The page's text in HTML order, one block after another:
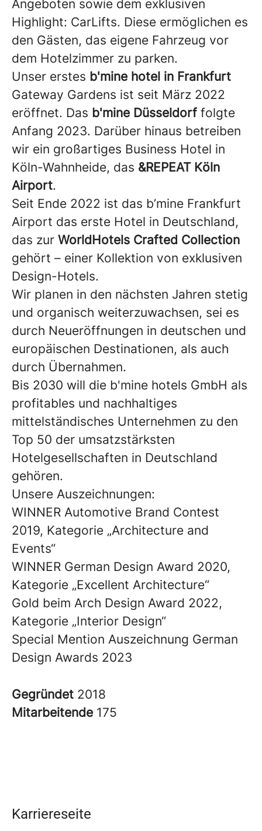
Angeboten sowie dem exklusiven
Highlight: CarLifts. Diese ermöglichen es
den Gästen, das eigene Fahrzeug vor
dem Hotelzimmer zu parken.
Unser erstes b'mine hotel in Frankfurt
Gateway Gardens ist seit März 2022
eröffnet. Das b'mine Düsseldorf folgte
Anfang 2023. Darüber hinaus betreiben
wir ein großartiges Business Hotel in
Köln-Wahnheide, das &REPEAT Köln
Airport.
Seit Ende 2022 ist das b’mine Frankfurt
Airport das erste Hotel in Deutschland,
das zur WorldHotels Crafted Collection
gehört – einer Kollektion von exklusiven
Design-Hotels.
Wir planen in den nächsten Jahren stetig
und organisch weiterzuwachsen, sei es
durch Neueröffnungen in deutschen und
europäischen Destinationen, als auch
durch Übernahmen.
Bis 2030 will die b'mine hotels GmbH als
profitables und nachhaltiges
mittelständisches Unternehmen zu den
Top 50 der umsatzstärksten
Hotelgesellschaften in Deutschland
gehören.
Unsere Auszeichnungen:
WINNER Automotive Brand Contest
2019, Kategorie „Architecture and
Events“
WINNER German Design Award 2020,
Kategorie „Excellent Architecture“
Gold beim Arch Design Award 2022,
Kategorie „Interior Design“
Special Mention Auszeichnung German
Design Awards 2023
Gegründet 2018
Mitarbeitende 175
Karriereseite